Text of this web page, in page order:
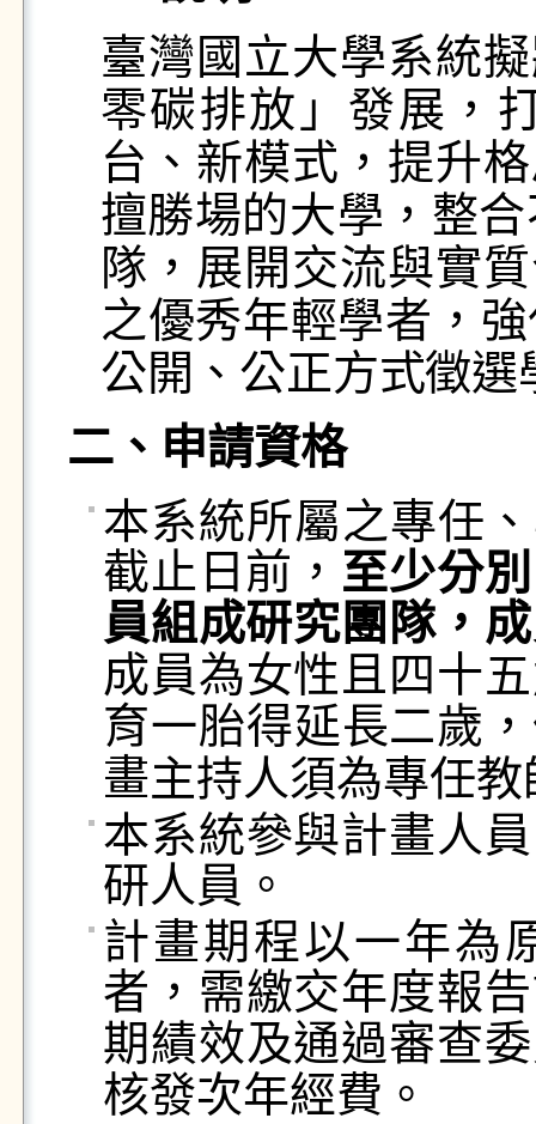
臺灣國立大學系統
零碳排放」發展，
台、新模式，提升
擅勝場的大學，整
隊，展開交流與實
之優秀年輕學者，
公開、公正方式徵選
二、 申請資格
本系統所屬之專任
截止日前， 至少分
員組成研究團隊，
成員為女性且四十
育一胎得延長二歲
畫主持人須為專任教
本系統參與計畫人
研人員。
計畫期程以一年為
者，需繳交年度報
期績效及通過審查
核發次年經費。